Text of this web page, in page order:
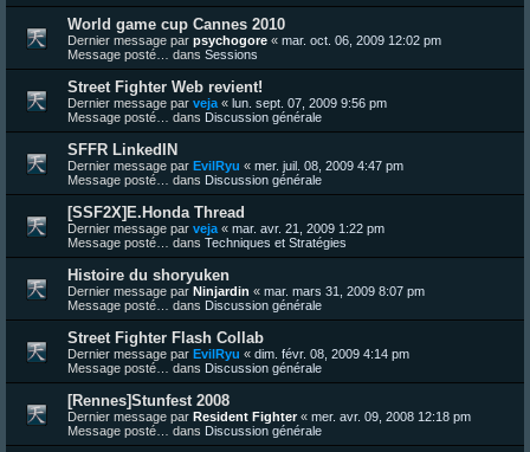
World game cup Cannes 2010
Dernier message par psychogore « mar. oct. 06, 2009 12:02 pm
Message posté… dans Sessions
Street Fighter Web revient!
Dernier message par veja « lun. sept. 07, 2009 9:56 pm
Message posté… dans Discussion générale
SFFR LinkedIN
Dernier message par EvilRyu « mer. juil. 08, 2009 4:47 pm
Message posté… dans Discussion générale
[SSF2X]E.Honda Thread
Dernier message par veja « mar. avr. 21, 2009 1:22 pm
Message posté… dans Techniques et Stratégies
Histoire du shoryuken
Dernier message par Ninjardin « mar. mars 31, 2009 8:07 pm
Message posté… dans Discussion générale
Street Fighter Flash Collab
Dernier message par EvilRyu « dim. févr. 08, 2009 4:14 pm
Message posté… dans Discussion générale
[Rennes]Stunfest 2008
Dernier message par Resident Fighter« mer. avr. 09, 2008 12:18 pm
Message posté… dans Discussion générale